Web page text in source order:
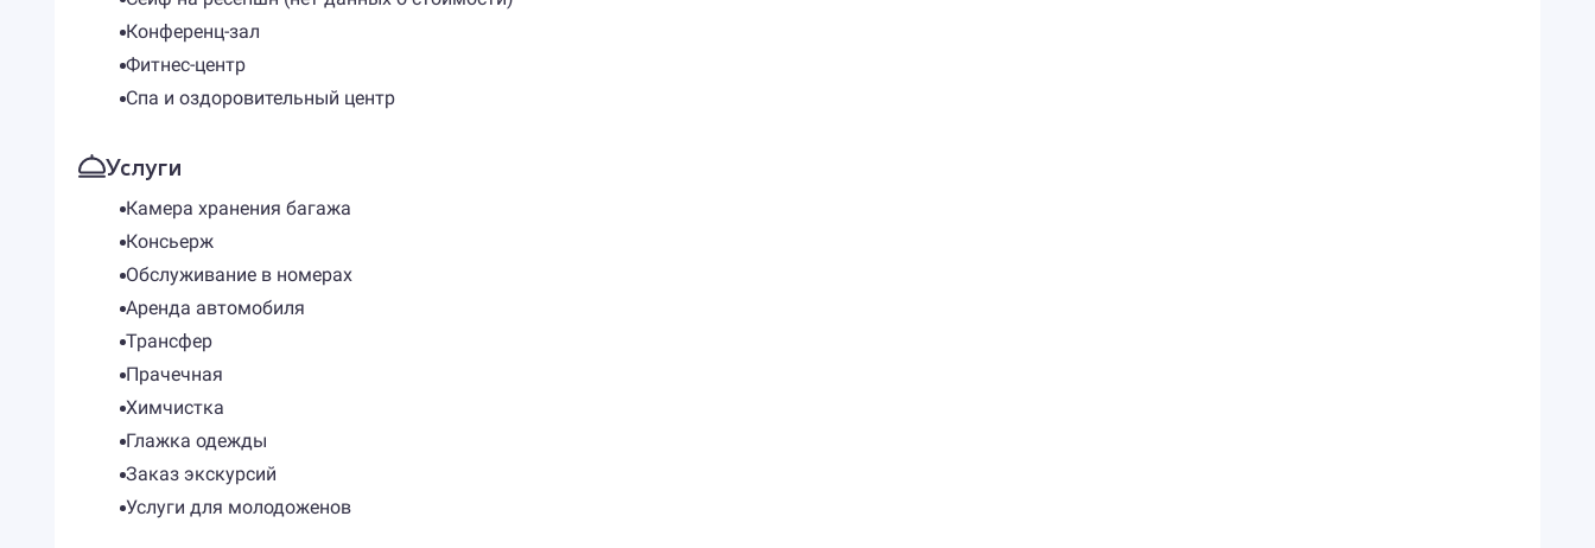
Конференц-зал
Фитнес-центр
Спа и оздоровительный центр
Услуги
Камера хранения багажа
Консьерж
Обслуживание в номерах
Аренда автомобиля
Трансфер
Прачечная
Химчистка
Глажка одежды
Заказ экскурсий
Услуги для молодоженов